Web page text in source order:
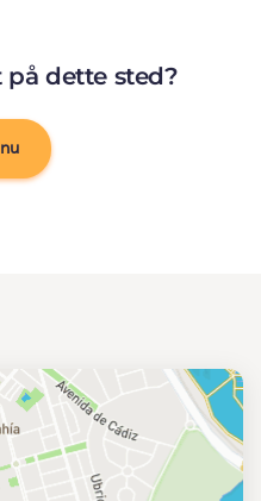
dette sted?